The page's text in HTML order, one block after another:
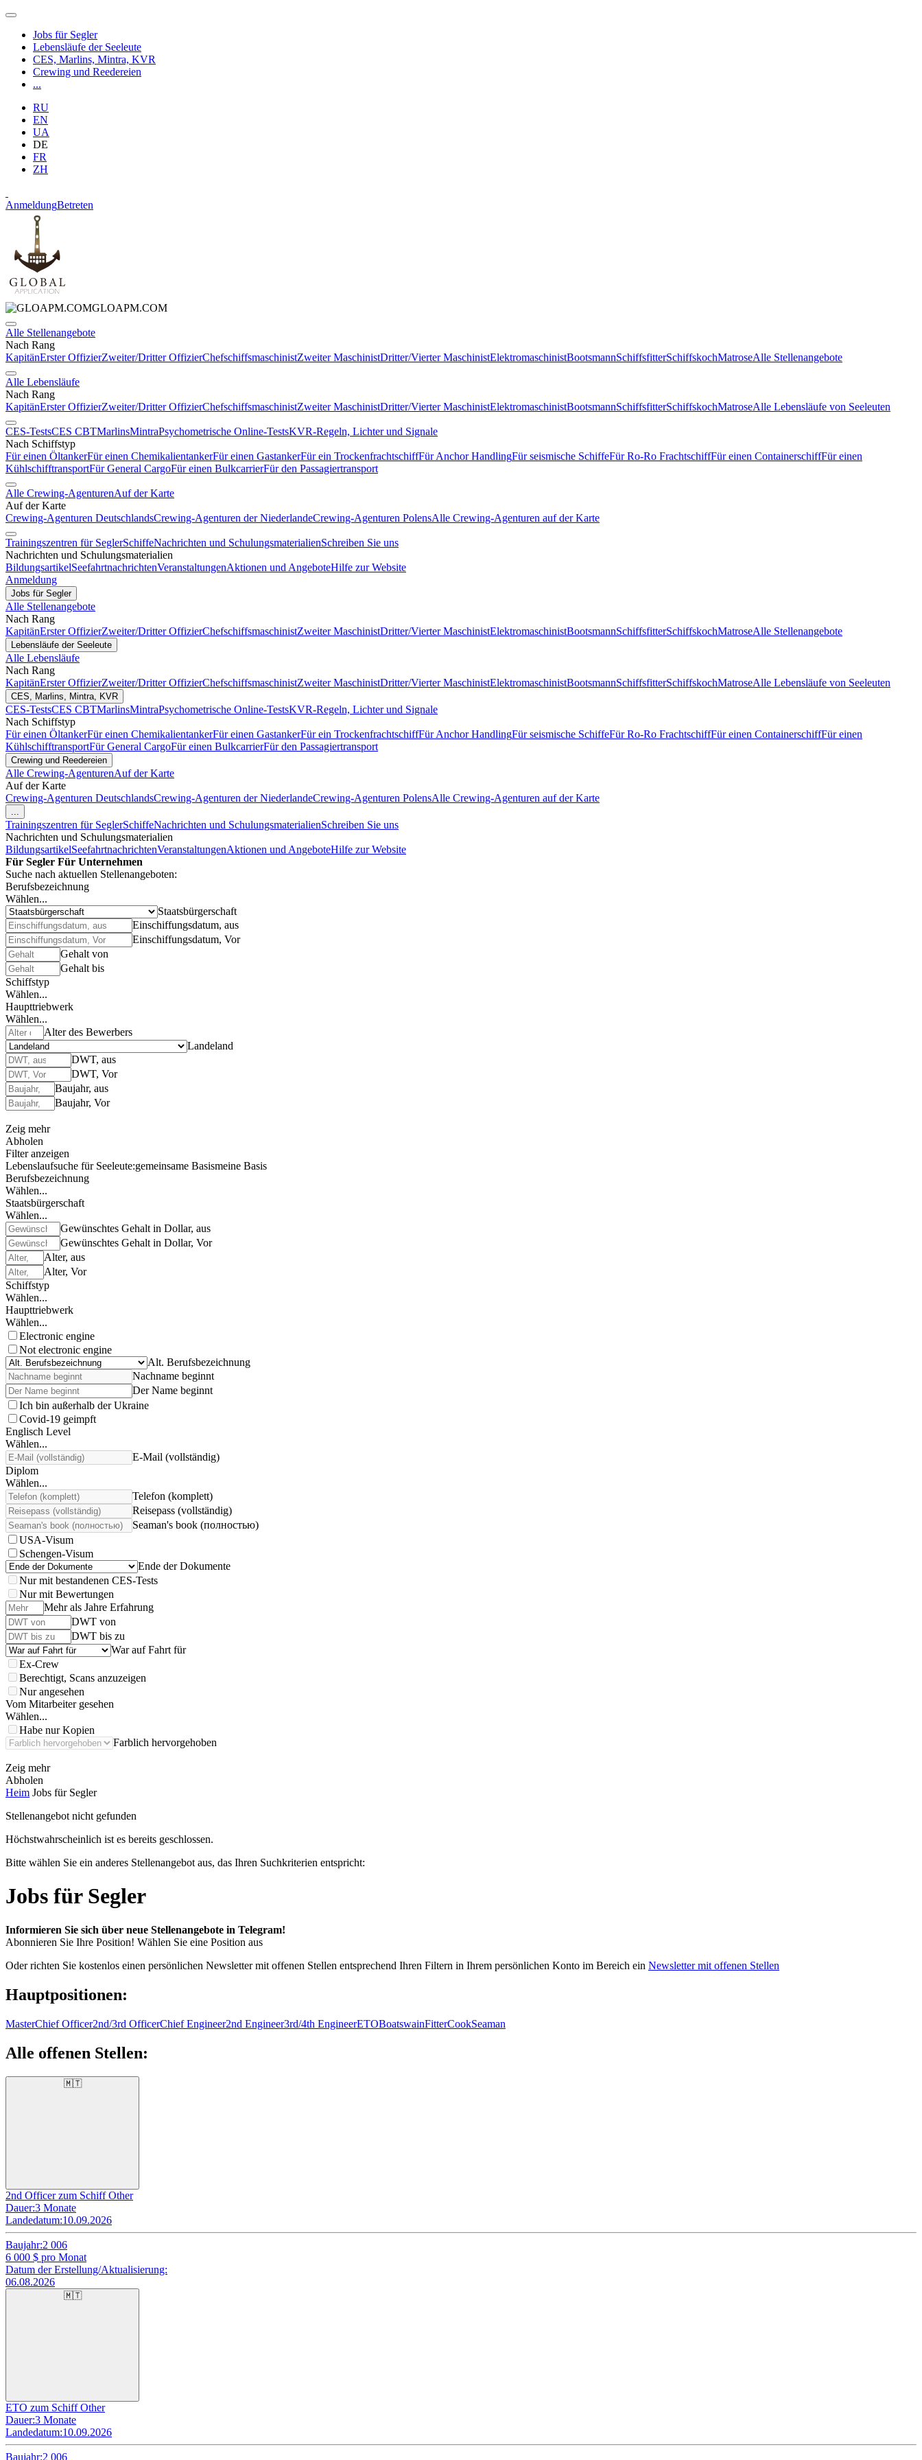
Jobs für Segler
Lebensläufe der Seeleute
CES, Marlins, Mintra, KVR
Crewing und Reedereien
...
RU
EN
UA
DE
FR
ZH
AnmeldungBetreten
GLOAPM.COM
Alle Stellenangebote
Nach Rang
KapitänErster OffizierZweiter/Dritter OffizierChefschiffsmaschinistZweiter MaschinistDritter/Vierter MaschinistElektromaschinistBootsmannSchiffsfitterSchiffskochMatroseAlle Stellenangebote
Alle Lebensläufe
Nach Rang
KapitänErster OffizierZweiter/Dritter OffizierChefschiffsmaschinistZweiter MaschinistDritter/Vierter MaschinistElektromaschinistBootsmannSchiffsfitterSchiffskochMatroseAlle Lebensläufe von Seeleuten
CES-TestsCES CBTMarlinsMintraPsychometrische Online-TestsKVR-Regeln, Lichter und Signale
Nach Schiffstyp
Für einen ÖltankerFür einen ChemikalientankerFür einen GastankerFür ein TrockenfrachtschiffFür Anchor HandlingFür seismische SchiffeFür Ro-Ro FrachtschiffFür einen ContainerschiffFür einen
KühlschifftransportFür General CargoFür einen BulkcarrierFür den Passagiertransport
Alle Crewing-AgenturenAuf der Karte
Auf der Karte
Crewing-Agenturen DeutschlandsCrewing-Agenturen der NiederlandeCrewing-Agenturen PolensAlle Crewing-Agenturen auf der Karte
Trainingszentren für SeglerSchiffeNachrichten und SchulungsmaterialienSchreiben Sie uns
Nachrichten und Schulungsmaterialien
BildungsartikelSeefahrtnachrichtenVeranstaltungenAktionen und AngeboteHilfe zur Website
Anmeldung
Jobs für Segler
Alle Stellenangebote
Nach Rang
KapitänErster OffizierZweiter/Dritter OffizierChefschiffsmaschinistZweiter MaschinistDritter/Vierter MaschinistElektromaschinistBootsmannSchiffsfitterSchiffskochMatroseAlle Stellenangebote
Lebensläufe der Seeleute
Alle Lebensläufe
Nach Rang
KapitänErster OffizierZweiter/Dritter OffizierChefschiffsmaschinistZweiter MaschinistDritter/Vierter MaschinistElektromaschinistBootsmannSchiffsfitterSchiffskochMatroseAlle Lebensläufe von Seeleuten
CES, Marlins, Mintra, KVR
CES-TestsCES CBTMarlinsMintraPsychometrische Online-TestsKVR-Regeln, Lichter und Signale
Nach Schiffstyp
Für einen ÖltankerFür einen ChemikalientankerFür einen GastankerFür ein TrockenfrachtschiffFür Anchor HandlingFür seismische SchiffeFür Ro-Ro FrachtschiffFür einen ContainerschiffFür einen
KühlschifftransportFür General CargoFür einen BulkcarrierFür den Passagiertransport
Crewing und Reedereien
Alle Crewing-AgenturenAuf der Karte
Auf der Karte
Crewing-Agenturen DeutschlandsCrewing-Agenturen der NiederlandeCrewing-Agenturen PolensAlle Crewing-Agenturen auf der Karte
...
Trainingszentren für SeglerSchiffeNachrichten und SchulungsmaterialienSchreiben Sie uns
Nachrichten und Schulungsmaterialien
BildungsartikelSeefahrtnachrichtenVeranstaltungenAktionen und AngeboteHilfe zur Website
Für Segler Für Unternehmen
Suche nach aktuellen Stellenangeboten:
Berufsbezeichnung
Wählen...
Staatsbürgerschaft
Einschiffungsdatum, aus
Einschiffungsdatum, Vor
Gehalt von
Gehalt bis
Schiffstyp
Wählen...
Haupttriebwerk
Wählen...
Alter des Bewerbers
Landeland
DWT, aus
DWT, Vor
Baujahr, aus
Baujahr, Vor
Zeig mehr
Abholen
Filter anzeigen
Lebenslaufsuche für Seeleute:gemeinsame Basismeine Basis
Berufsbezeichnung
Wählen...
Staatsbürgerschaft
Wählen...
Gewünschtes Gehalt in Dollar, aus
Gewünschtes Gehalt in Dollar, Vor
Alter, aus
Alter, Vor
Schiffstyp
Wählen...
Haupttriebwerk
Wählen...
Electronic engine
Not electronic engine
Alt. Berufsbezeichnung
Nachname beginnt
Der Name beginnt
Ich bin außerhalb der Ukraine
Covid-19 geimpft
Englisch Level
Wählen...
E-Mail (vollständig)
Diplom
Wählen...
Telefon (komplett)
Reisepass (vollständig)
Seaman's book (полностью)
USA-Visum
Schengen-Visum
Ende der Dokumente
Nur mit bestandenen CES-Tests
Nur mit Bewertungen
Mehr als Jahre Erfahrung
DWT von
DWT bis zu
War auf Fahrt für
Ex-Crew
Berechtigt, Scans anzuzeigen
Nur angesehen
Vom Mitarbeiter gesehen
Wählen...
Habe nur Kopien
Farblich hervorgehoben
Zeig mehr
Abholen
Heim Jobs für Segler
Stellenangebot nicht gefunden
Höchstwahrscheinlich ist es bereits geschlossen.
Bitte wählen Sie ein anderes Stellenangebot aus, das Ihren Suchkriterien entspricht:
Jobs für Segler
Informieren Sie sich über neue Stellenangebote in Telegram!
Abonnieren Sie Ihre Position! Wählen Sie eine Position aus
Oder richten Sie kostenlos einen persönlichen Newsletter mit offenen Stellen entsprechend Ihren Filtern in Ihrem persönlichen Konto im Bereich ein Newsletter mit offenen Stellen
Hauptpositionen:
MasterChief Officer2nd/3rd OfficerChief Engineer2nd Engineer3rd/4th EngineerETOBoatswainFitterCookSeaman
Alle offenen Stellen:
🇲🇹
2nd Officer zum Schiff Other
Dauer:3 Monate
Landedatum:10.09.2026
Baujahr:2 006
6 000 $ pro Monat
Datum der Erstellung/Aktualisierung:
06.08.2026
🇲🇹
ETO zum Schiff Other
Dauer:3 Monate
Landedatum:10.09.2026
Baujahr:2 006